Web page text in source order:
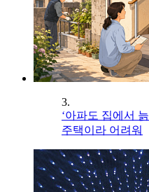
3.
‘아파도 집에서
주택이라 어려워